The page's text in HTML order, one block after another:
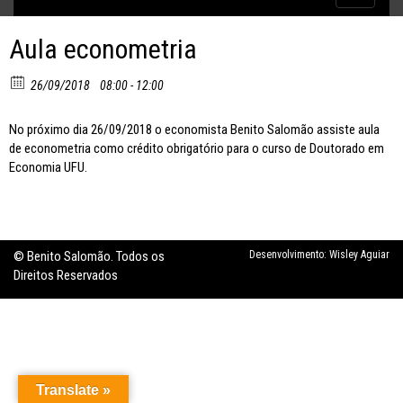
Aula econometria
26/09/2018 08:00 - 12:00
No próximo dia 26/09/2018 o economista Benito Salomão assiste aula
de econometria como crédito obrigatório para o curso de Doutorado em
Economia UFU.
© Benito Salomão. Todos os
Direitos Reservados
Desenvolvimento: Wisley Aguiar
Translate »